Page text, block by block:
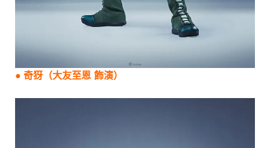
● 奇犽（大友至恩 飾演）